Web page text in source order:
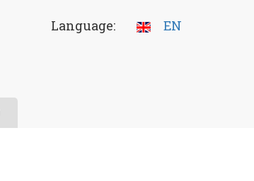
Language: EN